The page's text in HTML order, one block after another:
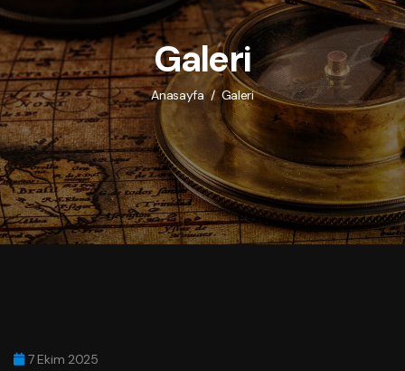
Galeri
Anasayfa / Galeri
7 Ekim 2025